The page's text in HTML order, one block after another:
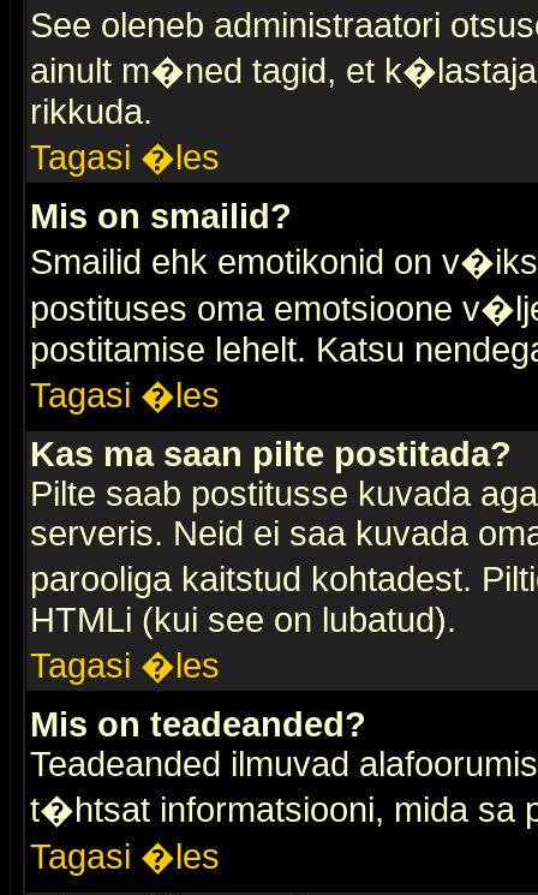
See oleneb administraatori
ainult m�ned tagid, et
rikkuda.
Tagasi �les
Mis on smailid?
Smailid ehk emotikonid on
postituses oma emotsioone
postitamise lehelt. Katsu
Tagasi �les
Kas ma saan pilte postitada?
Pilte saab postitusse kuvada
serveris. Neid ei saa kuvada
parooliga kaitstud kohtadest.
HTMLi (kui see on lubatud).
Tagasi �les
Mis on teadeanded?
Teadeanded ilmuvad
t�htsat informatsiooni, mida sa
Tagasi �les